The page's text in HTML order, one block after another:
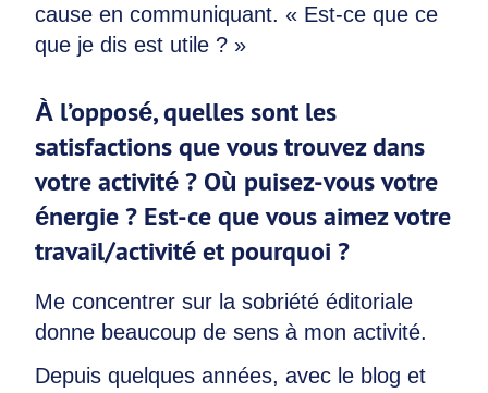
cause en communiquant. « Est-ce que ce
que je dis est utile ? »
À l’opposé, quelles sont les
satisfactions que vous trouvez dans
votre activité ? Où puisez-vous votre
énergie ? Est-ce que vous aimez votre
travail/activité et pourquoi ?
Me concentrer sur la sobriété éditoriale
donne beaucoup de sens à mon activité.
Depuis quelques années, avec le blog et